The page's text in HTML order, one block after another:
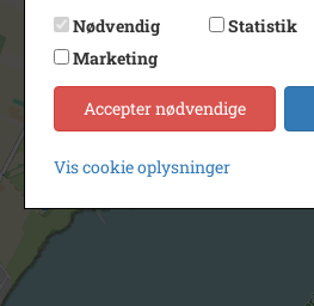
Nødvendig
Statistik
Marketing
Accepter nødvendige
Vis cookie oplysninger